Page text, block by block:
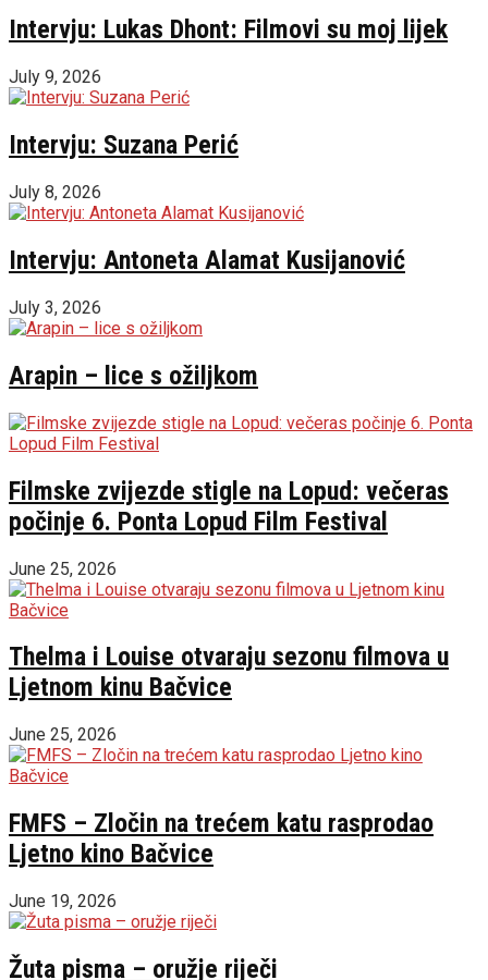
Intervju: Lukas Dhont: Filmovi su moj lijek
July 9, 2026
Intervju: Suzana Perić
July 8, 2026
Intervju: Antoneta Alamat Kusijanović
July 3, 2026
Arapin – lice s ožiljkom
Filmske zvijezde stigle na Lopud: večeras
počinje 6. Ponta Lopud Film Festival
June 25, 2026
Thelma i Louise otvaraju sezonu filmova u
Ljetnom kinu Bačvice
June 25, 2026
FMFS – Zločin na trećem katu rasprodao
Ljetno kino Bačvice
June 19, 2026
Žuta pisma – oružje riječi